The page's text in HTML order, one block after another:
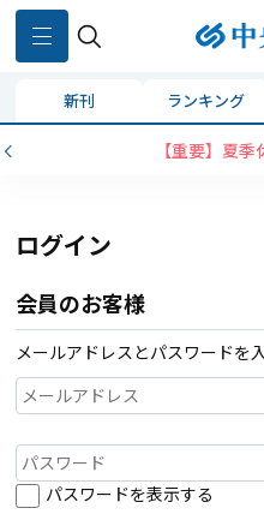
新刊 ランキング
【重要】夏
ログイン
会員のお客様
メールアドレスとパスワードを
パスワードを表示する